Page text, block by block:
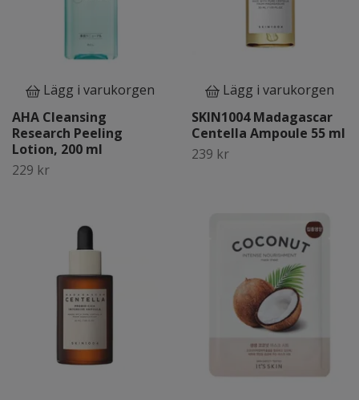
Lägg i varukorgen
AHA Cleansing
Research Peeling
Lotion, 200 ml
229 kr
Lägg i varukorgen
SKIN1004 Madagascar
Centella Ampoule 55 ml
239 kr